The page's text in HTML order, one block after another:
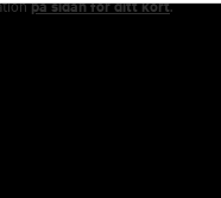
på sidan för ditt kort.